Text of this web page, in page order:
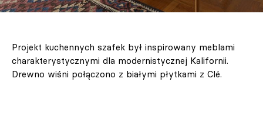
Projekt kuchennych szafek był inspirowany meblami
charakterystycznymi dla modernistycznej Kalifornii.
Drewno wiśni połączono z białymi płytkami z Clé.